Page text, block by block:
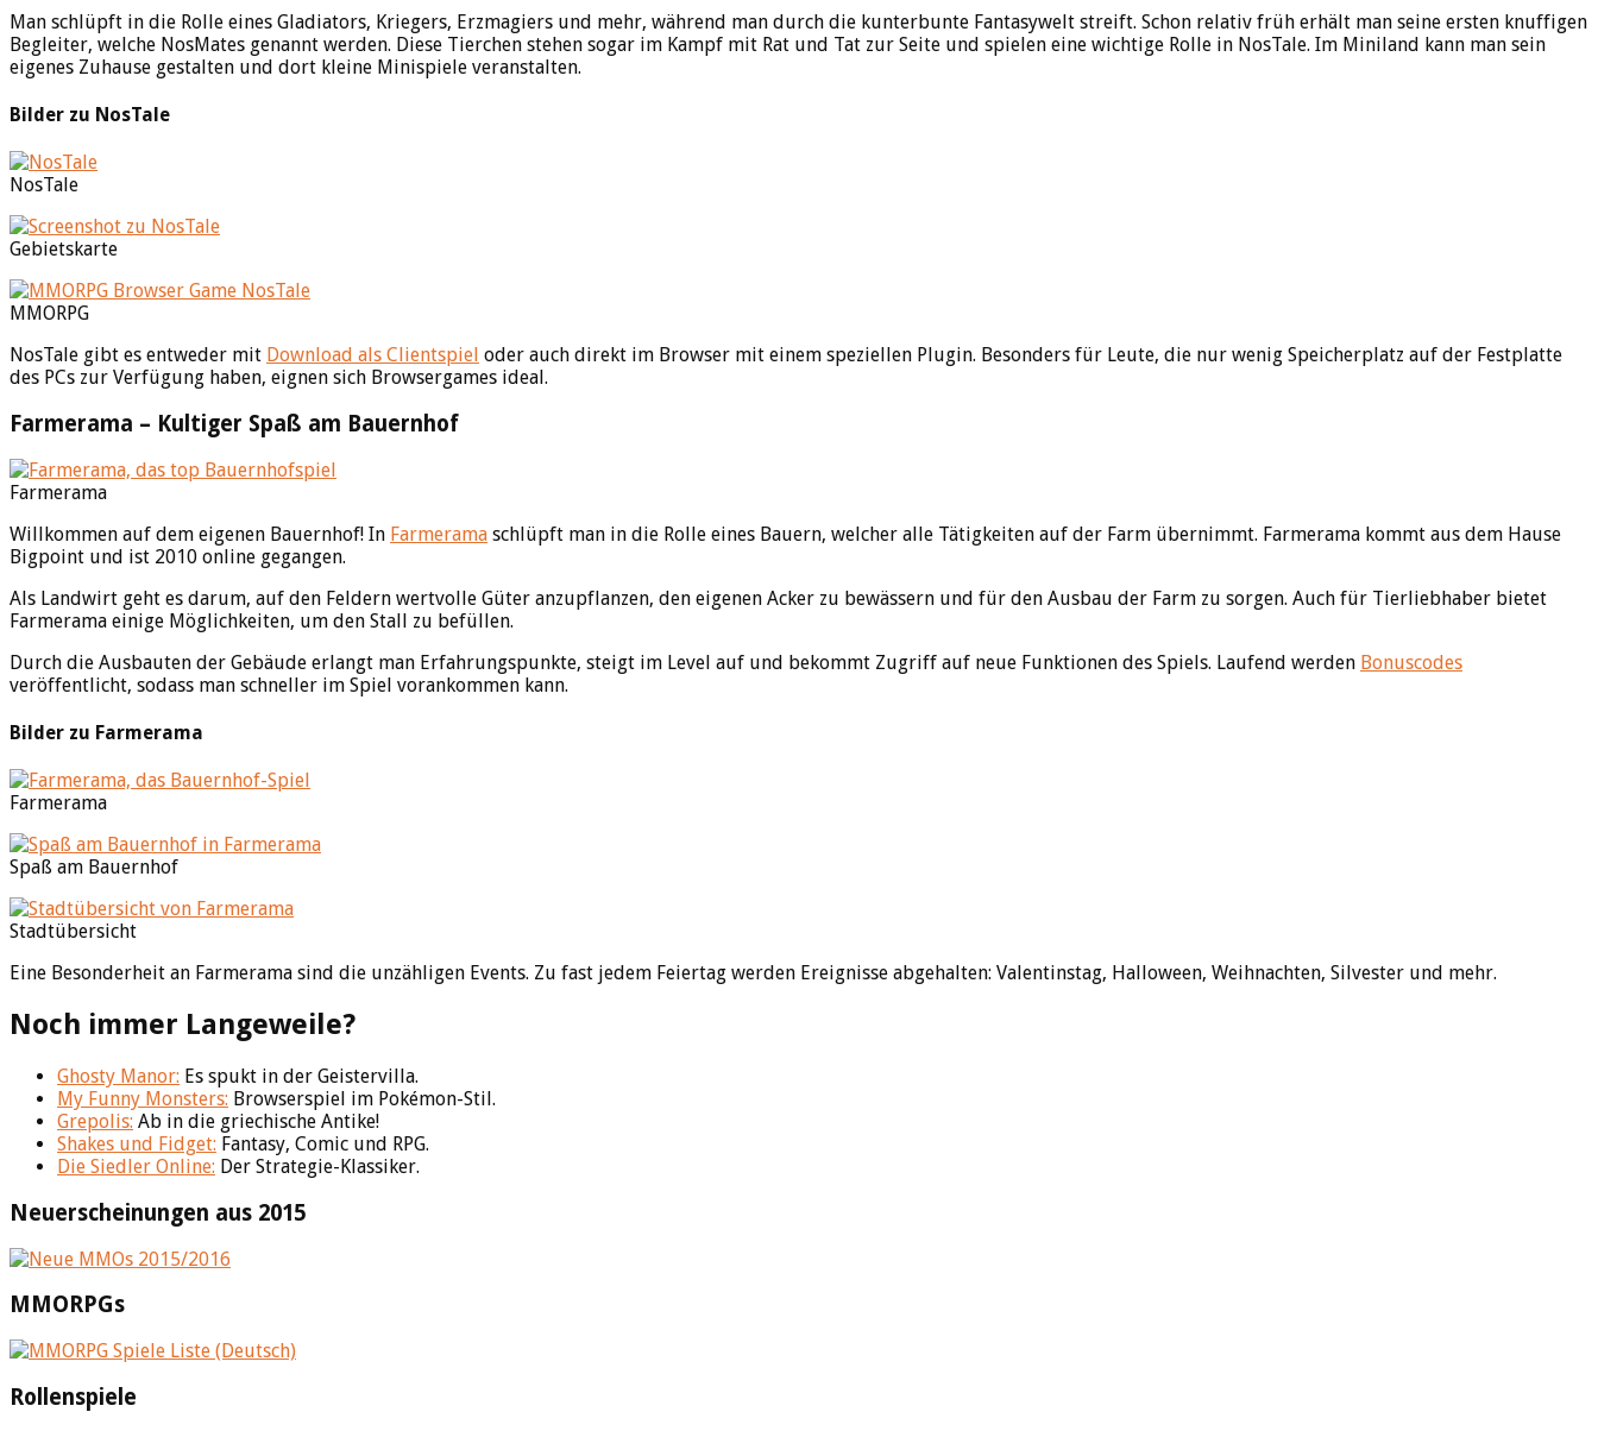
Man schlüpft in die Rolle eines Gladiators, Kriegers, Erzmagiers und mehr, während man durch die kunterbunte Fantasywelt streift. Schon relativ früh erhält man seine ersten knuffigen
Begleiter, welche NosMates genannt werden. Diese Tierchen stehen sogar im Kampf mit Rat und Tat zur Seite und spielen eine wichtige Rolle in NosTale. Im Miniland kann man sein
eigenes Zuhause gestalten und dort kleine Minispiele veranstalten.
Bilder zu NosTale
NosTale
Gebietskarte
MMORPG
NosTale gibt es entweder mit Download als Clientspiel oder auch direkt im Browser mit einem speziellen Plugin. Besonders für Leute, die nur wenig Speicherplatz auf der Festplatte
des PCs zur Verfügung haben, eignen sich Browsergames ideal.
Farmerama – Kultiger Spaß am Bauernhof
Farmerama
Willkommen auf dem eigenen Bauernhof! In Farmerama schlüpft man in die Rolle eines Bauern, welcher alle Tätigkeiten auf der Farm übernimmt. Farmerama kommt aus dem Hause
Bigpoint und ist 2010 online gegangen.
Als Landwirt geht es darum, auf den Feldern wertvolle Güter anzupflanzen, den eigenen Acker zu bewässern und für den Ausbau der Farm zu sorgen. Auch für Tierliebhaber bietet
Farmerama einige Möglichkeiten, um den Stall zu befüllen.
Durch die Ausbauten der Gebäude erlangt man Erfahrungspunkte, steigt im Level auf und bekommt Zugriff auf neue Funktionen des Spiels. Laufend werden Bonuscodes
veröffentlicht, sodass man schneller im Spiel vorankommen kann.
Bilder zu Farmerama
Farmerama
Spaß am Bauernhof
Stadtübersicht
Eine Besonderheit an Farmerama sind die unzähligen Events. Zu fast jedem Feiertag werden Ereignisse abgehalten: Valentinstag, Halloween, Weihnachten, Silvester und mehr.
Noch immer Langeweile?
Ghosty Manor: Es spukt in der Geistervilla.
My Funny Monsters: Browserspiel im Pokémon-Stil.
Grepolis: Ab in die griechische Antike!
Shakes und Fidget: Fantasy, Comic und RPG.
Die Siedler Online: Der Strategie-Klassiker.
Neuerscheinungen aus 2015
MMORPGs
Rollenspiele